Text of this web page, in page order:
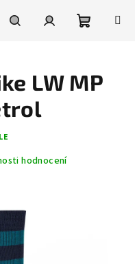
košík
LW MP
hodnocení